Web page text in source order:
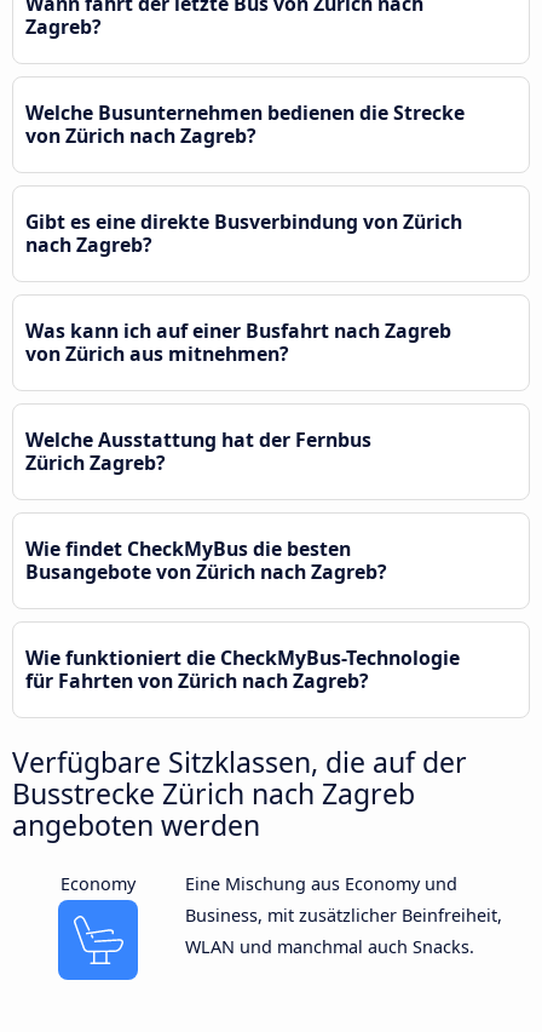
Zagreb?
Welche Busunternehmen bedienen die Strecke
von Zürich nach Zagreb?
Gibt es eine direkte Busverbindung von Zürich
nach Zagreb?
Was kann ich auf einer Busfahrt nach Zagreb
von Zürich aus mitnehmen?
Welche Ausstattung hat der Fernbus
Zürich Zagreb?
Wie findet CheckMyBus die besten
Busangebote von Zürich nach Zagreb?
Wie funktioniert die CheckMyBus-Technologie
für Fahrten von Zürich nach Zagreb?
Verfügbare Sitzklassen, die auf der
Busstrecke Zürich nach Zagreb
angeboten werden
Economy
Eine Mischung aus Economy und
Business, mit zusätzlicher Beinfreiheit,
WLAN und manchmal auch Snacks.